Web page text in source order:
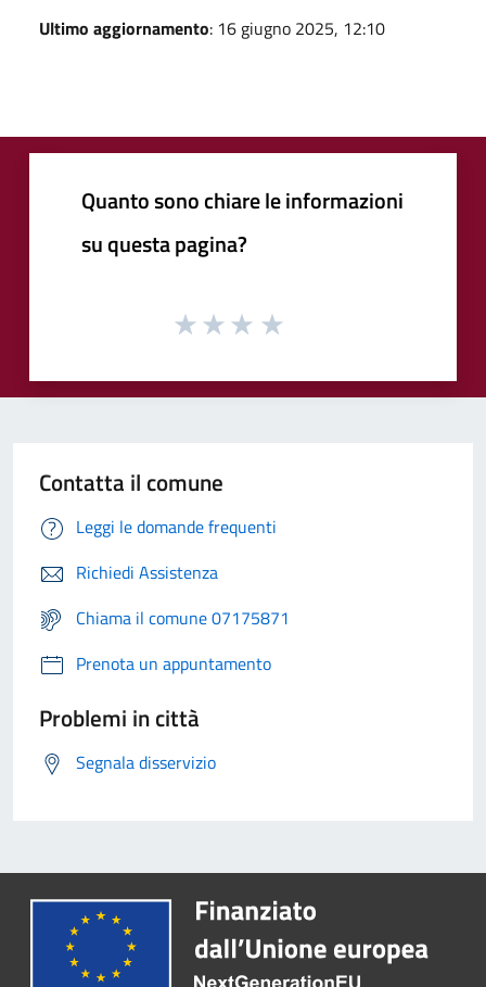
Ultimo aggiornamento: 16 giugno 2025, 12:10
Quanto sono chiare le informazioni
su questa pagina?
Contatta il comune
Leggi le domande frequenti
Richiedi Assistenza
Chiama il comune 07175871
Prenota un appuntamento
Problemi in città
Segnala disservizio